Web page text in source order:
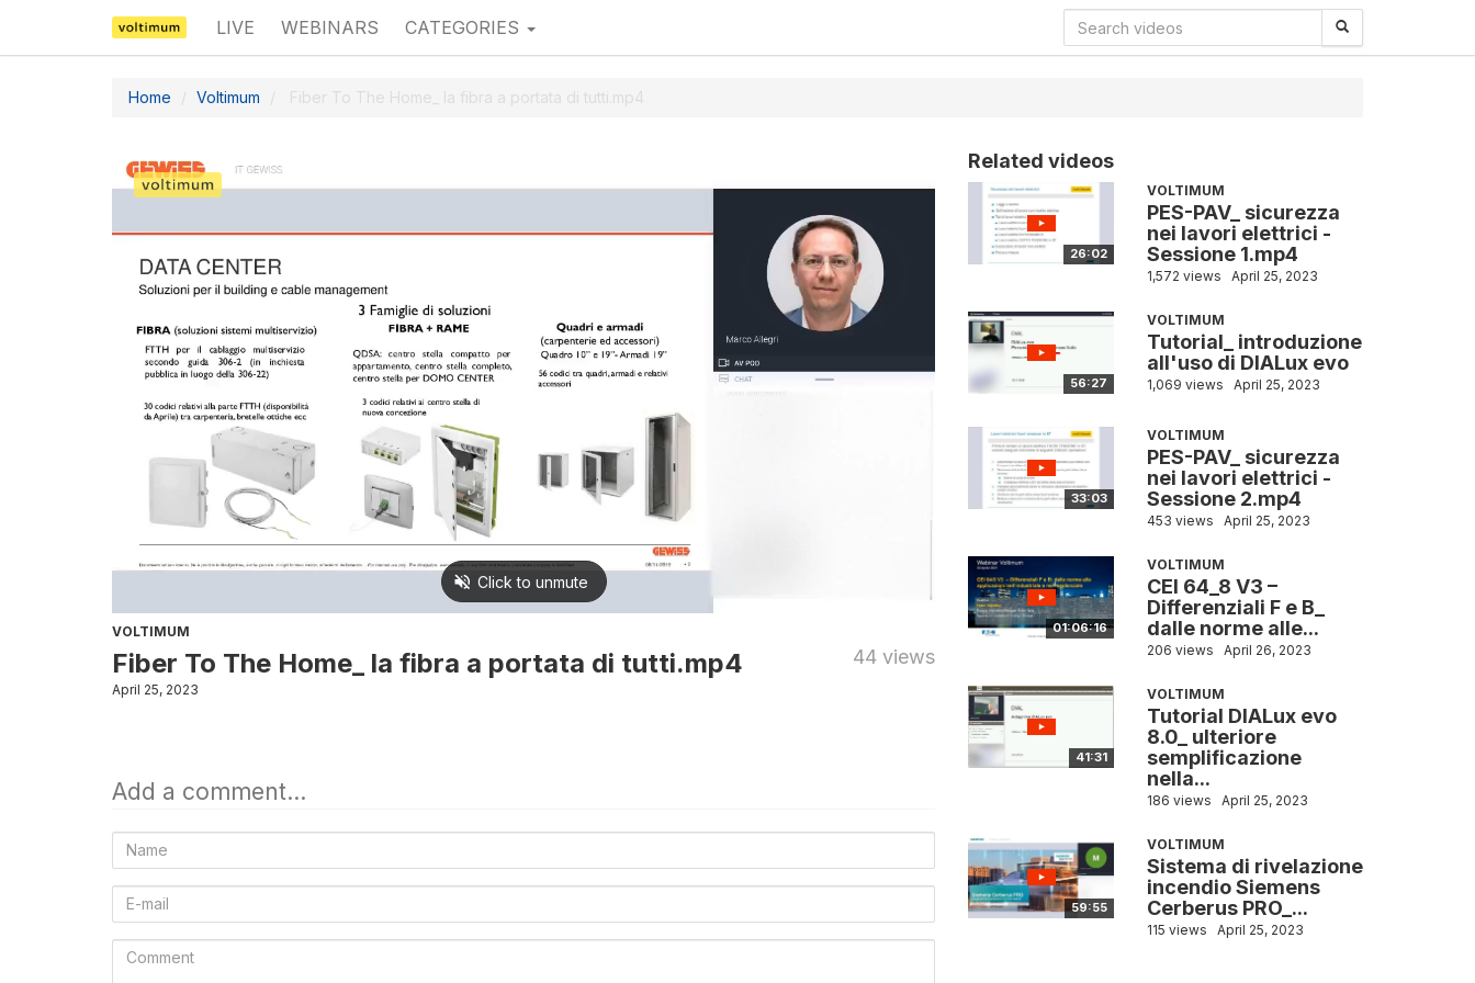
LIVE WEBINARS CATEGORIES
Home Voltimum Fiber To The Home_ la fibra a portata di tutti.mp4
VOLTIMUM
Fiber To The Home_ la fibra a portata di tutti.mp4 44 views
April 25, 2023
Add a comment...
Name
E-
Comment
Related videos
26:02
VOLTIMUM
PES-PAV_ sicurezza
nei lavori elettrici -
Sessione 1.mp4
1,572 views April 25, 2023
56:27
VOLTIMUM
Tutorial_ introduzione
all'uso di DIALux evo
1,069 views April 25, 2023
33:03
VOLTIMUM
PES-PAV_ sicurezza
nei lavori elettrici -
Sessione 2.mp4
453 views April 25, 2023
01:06:16
VOLTIMUM
CEI 64_8 V3 –
Differenziali F e B_
dalle norme alle...
206 views April 26, 2023
41:31
VOLTIMUM
Tutorial DIALux evo
8.0_ ulteriore
semplificazione
nella...
186 views April 25, 2023
59:55
VOLTIMUM
Sistema di rivelazione
incendio Siemens
Cerberus PRO_...
115 views April 25, 2023